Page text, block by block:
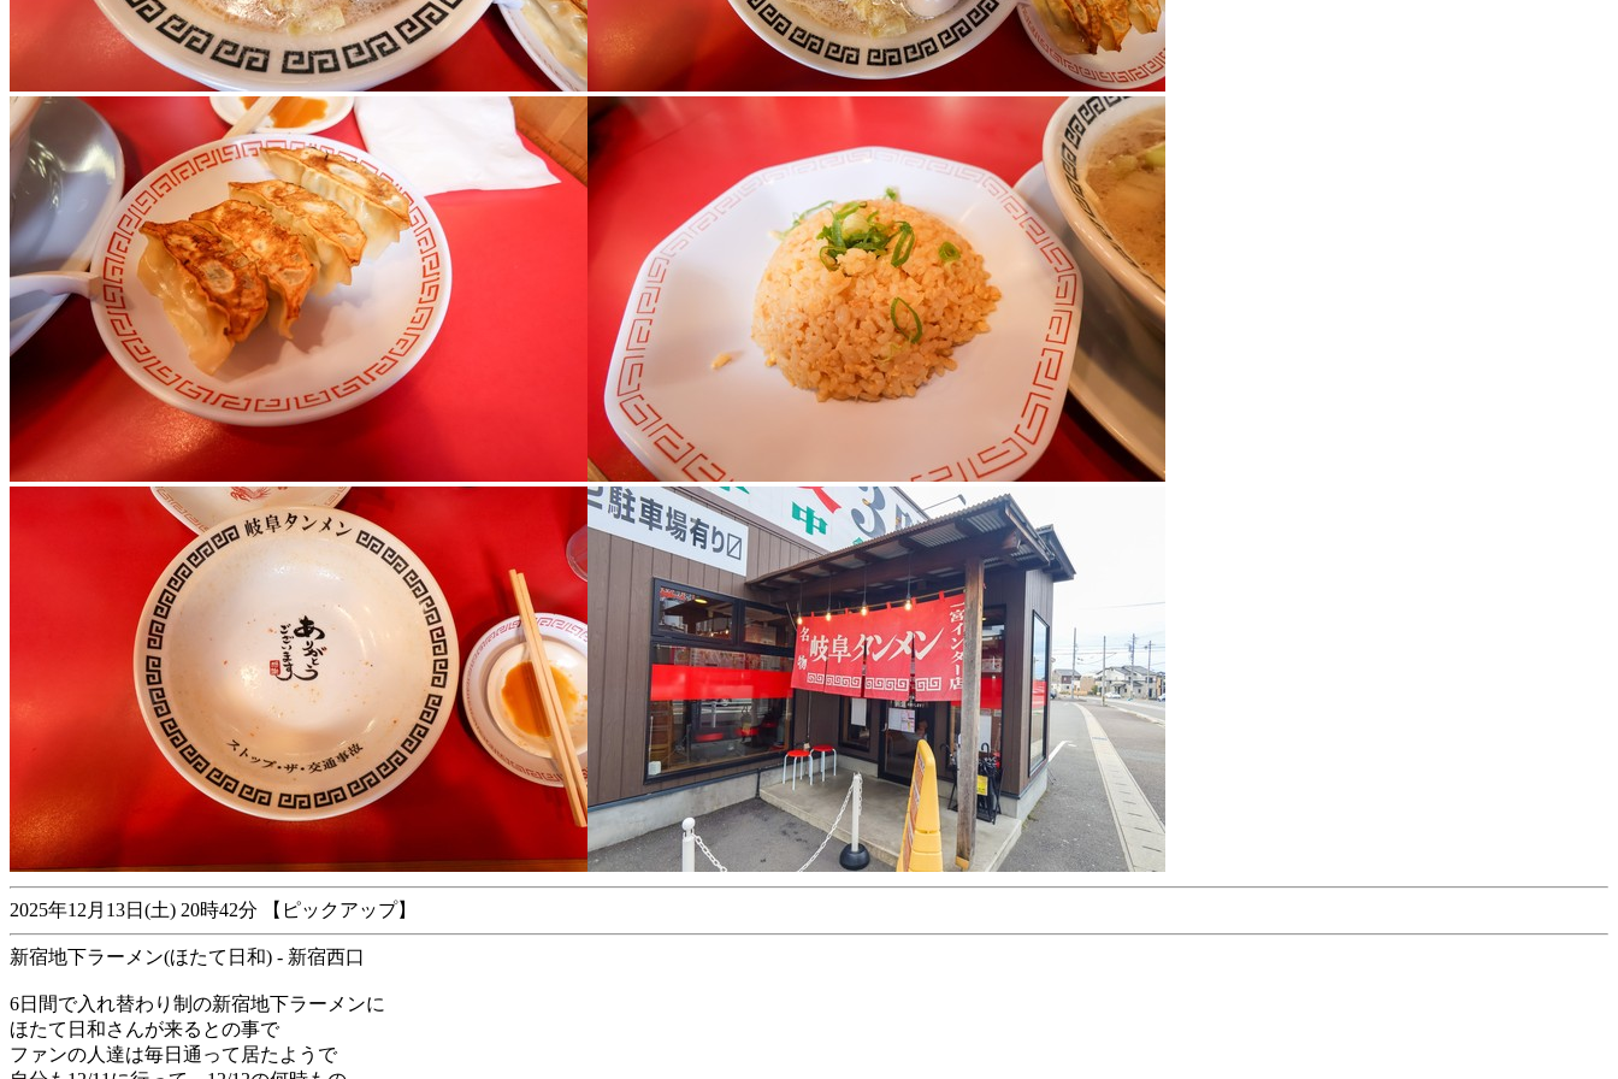
2025年12月13日(土) 20時42分 【ピックアップ】
新宿地下ラーメン(ほたて日和) - 新宿西口
6日間で入れ替わり制の新宿地下ラーメンに
ほたて日和さんが来るとの事で
ファンの人達は毎日通って居たようで